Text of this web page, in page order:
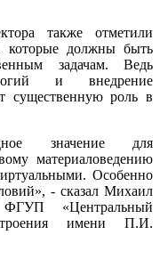
также отметили
которые должны быть
задачам. Ведь
и внедрение
существенную роль в
значение для
материаловедению
Особенно
- сказал Михаил
ФГУП «Центральный
имени П.И.